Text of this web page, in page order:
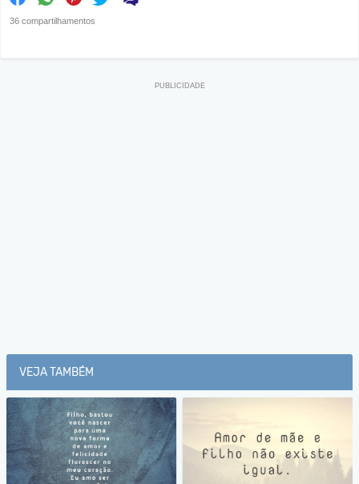
36 compartilhamentos
VEJA TAMBÉM